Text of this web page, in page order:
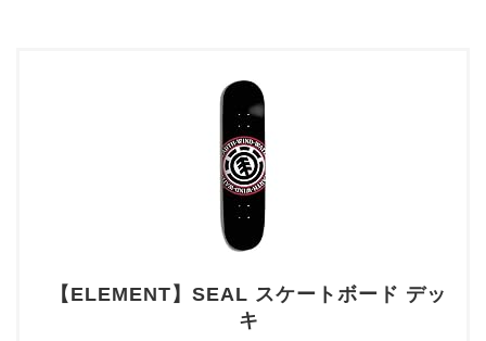
【ELEMENT】SEAL スケートボード デッ
キ